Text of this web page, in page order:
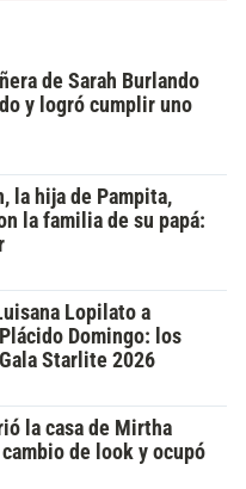
de Sarah Burlando
y logró cumplir uno
la hija de Pampita,
la familia de su papá:
Lopilato a
Domingo: los
Starlite 2026
la casa de Mirtha
de look y ocupó